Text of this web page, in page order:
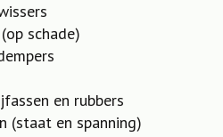
schade)
en rubbers
(staat en spanning)